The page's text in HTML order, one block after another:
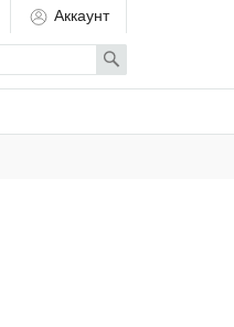
Аккаунт
Search